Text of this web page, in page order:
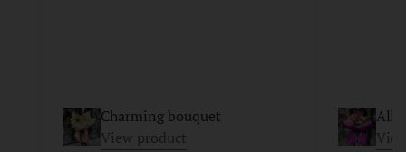
Charming bouquet
View product